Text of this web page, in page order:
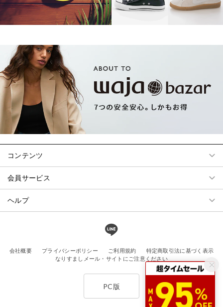
コンテンツ
会員サービス
ヘルプ
会社概要 プライバシーポリシー ご利用規約
特定商取引法に基づく表示
なりすましメール・サイトにご注意ください
PC版